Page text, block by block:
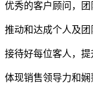
优秀的客户顾问，
推动和达成个人及
接待好每位客人，
体现销售领导力和